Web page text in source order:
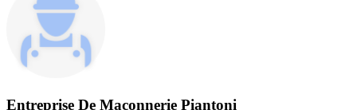
Entreprise De Maconnerie Piantoni